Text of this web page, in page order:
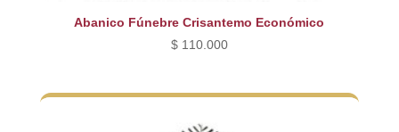
Abanico Fúnebre Crisantemo Económico
$110.000